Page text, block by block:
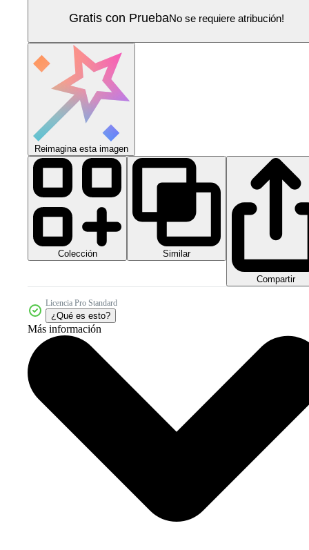
Gratis con PruebaNo se requiere atribución!
Reimagina esta imagen
Colección Similar
Compartir
Licencia Pro Standard
¿Qué es esto?
Más información